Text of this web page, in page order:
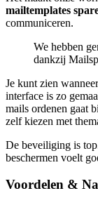
mailtemplates
communiceren.
We hebben
dankzij
Je kunt zien
interface is zo
mails ordenen gaat
zelf kiezen met
De beveiliging is
beschermen voelt
Voordelen &